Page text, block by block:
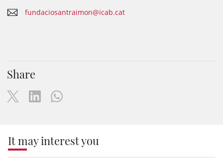
fundaciosantraimon@icab.cat
Share
It may interest you